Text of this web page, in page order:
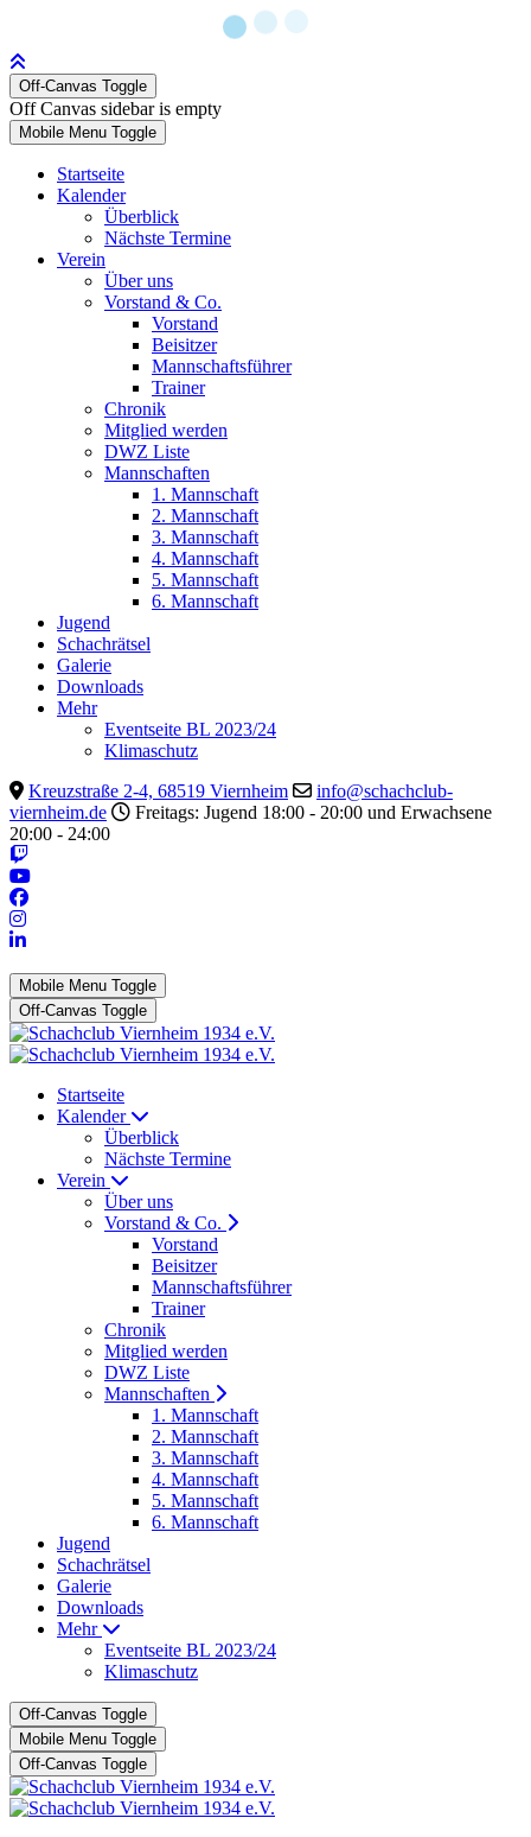
Off-Canvas Toggle
Off Canvas sidebar is empty
Mobile Menu Toggle
Startseite
Kalender
Überblick
Nächste Termine
Verein
Über uns
Vorstand & Co.
Vorstand
Beisitzer
Mannschaftsführer
Trainer
Chronik
Mitglied werden
DWZ Liste
Mannschaften
1. Mannschaft
2. Mannschaft
3. Mannschaft
4. Mannschaft
5. Mannschaft
6. Mannschaft
Jugend
Schachrätsel
Galerie
Downloads
Mehr
Eventseite BL 2023/24
Klimaschutz
Kreuzstraße 2-4, 68519 Viernheim
info@schachclub-
viernheim.de
Freitags: Jugend 18:00 - 20:00 und Erwachsene
20:00 - 24:00
Mobile Menu Toggle
Off-Canvas Toggle
Startseite
Kalender
Überblick
Nächste Termine
Verein
Über uns
Vorstand & Co.
Vorstand
Beisitzer
Mannschaftsführer
Trainer
Chronik
Mitglied werden
DWZ Liste
Mannschaften
1. Mannschaft
2. Mannschaft
3. Mannschaft
4. Mannschaft
5. Mannschaft
6. Mannschaft
Jugend
Schachrätsel
Galerie
Downloads
Mehr
Eventseite BL 2023/24
Klimaschutz
Off-Canvas Toggle
Mobile Menu Toggle
Off-Canvas Toggle